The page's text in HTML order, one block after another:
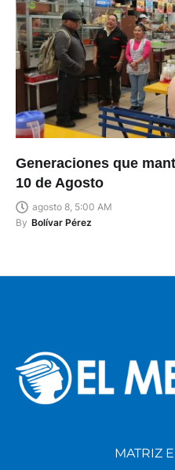
Generaciones que
10 de Agosto
agosto 8, 5:00 AM
By Bolívar Pérez
MATRIZ